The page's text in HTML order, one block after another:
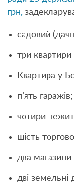
грн,
садовий
три квартири
Квартира у
п’ять гаражів;
чотири
шість
два магазини
дві земельні